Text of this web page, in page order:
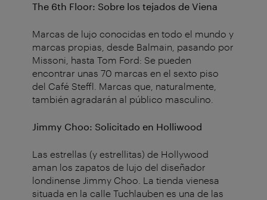
The 6th Floor: Sobre los tejados de Viena
Marcas de lujo conocidas en todo el mundo y
marcas propias, desde Balmain, pasando por
Missoni, hasta Tom Ford: Se pueden
encontrar unas 70 marcas en el sexto piso
del Café Steffl. Marcas que, naturalmente,
también agradarán al público masculino.
Jimmy Choo: Solicitado en Holliwood
Las estrellas (y estrellitas) de Hollywood
aman los zapatos de lujo del diseñador
londinense Jimmy Choo. La tienda vienesa
situada en la calle Tuchlauben es una de las